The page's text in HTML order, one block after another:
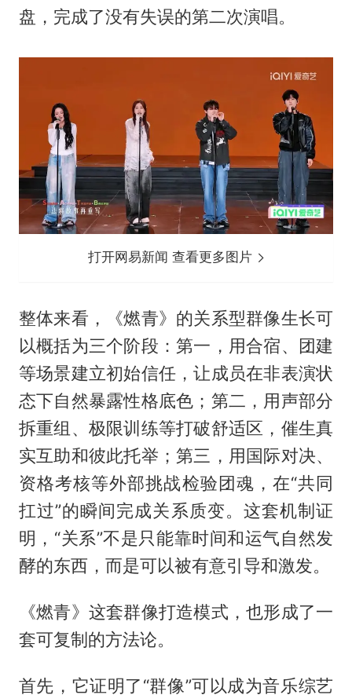
盘，完成了没有失误的第二次演唱。
打开网易新闻 查看更多图片
整体来看，《燃青》的关系型群像生长可
以概括为三个阶段：第一，用合宿、团建
等场景建立初始信任，让成员在非表演状
态下自然暴露性格底色；第二，用声部分
拆重组、极限训练等打破舒适区，催生真
实互助和彼此托举；第三，用国际对决、
资格考核等外部挑战检验团魂，在“共同
扛过”的瞬间完成关系质变。这套机制证
明，“关系”不是只能靠时间和运气自然发
酵的东西，而是可以被有意引导和激发。
《燃青》这套群像打造模式，也形成了一
套可复制的方法论。
首先，它证明了“群像”可以成为音乐综艺